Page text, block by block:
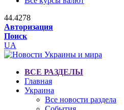
44.4278
Авторизация
Поиск
UA
ВСЕ РАЗДЕЛЫ
Главная
Украина
Все новости раздела